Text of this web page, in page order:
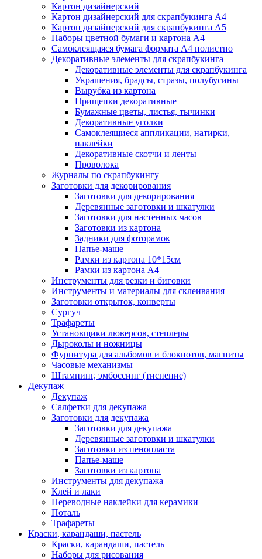
Картон дизайнерский
Картон дизайнерский для скрапбукинга А4
Картон дизайнерский для скрапбукинга А5
Наборы цветной бумаги и картона А4
Самоклеящаяся бумага формата А4 полистно
Декоративные элементы для скрапбукинга
Декоративные элементы для скрапбукинга
Украшения, брадсы, стразы, полубусины
Вырубка из картона
Прищепки декоративные
Бумажные цветы, листья, тычинки
Декоративные уголки
Самоклеящиеся аппликации, натирки,
наклейки
Декоративные скотчи и ленты
Проволока
Журналы по скрапбукингу
Заготовки для декорирования
Заготовки для декорирования
Деревянные заготовки и шкатулки
Заготовки для настенных часов
Заготовки из картона
Задники для фоторамок
Папье-маше
Рамки из картона 10*15см
Рамки из картона А4
Инструменты для резки и биговки
Инструменты и материалы для склеивания
Заготовки открыток, конверты
Сургуч
Трафареты
Установщики люверсов, степлеры
Дыроколы и ножницы
Фурнитура для альбомов и блокнотов, магниты
Часовые механизмы
Штампинг, эмбоссинг (тиснение)
Декупаж
Декупаж
Салфетки для декупажа
Заготовки для декупажа
Заготовки для декупажа
Деревянные заготовки и шкатулки
Заготовки из пенопласта
Папье-маше
Заготовки из картона
Инструменты для декупажа
Клей и лаки
Переводные наклейки для керамики
Поталь
Трафареты
Краски, карандаши, пастель
Краски, карандаши, пастель
Наборы для рисования